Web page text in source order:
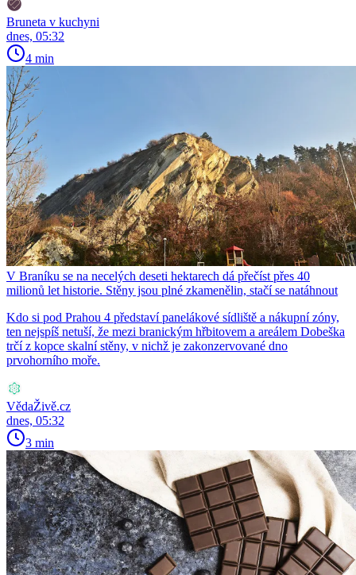
Bruneta v kuchyni
dnes, 05:32
4 min
V Braníku se na necelých deseti hektarech dá přečíst přes 40
milionů let historie. Stěny jsou plné zkamenělin, stačí se natáhnout
Kdo si pod Prahou 4 představí panelákové sídliště a nákupní zóny,
ten nejspíš netuší, že mezi branickým hřbitovem a areálem Dobeška
trčí z kopce skalní stěny, v nichž je zakonzervované dno
prvohorního moře.
VědaŽivě.cz
dnes, 05:32
3 min